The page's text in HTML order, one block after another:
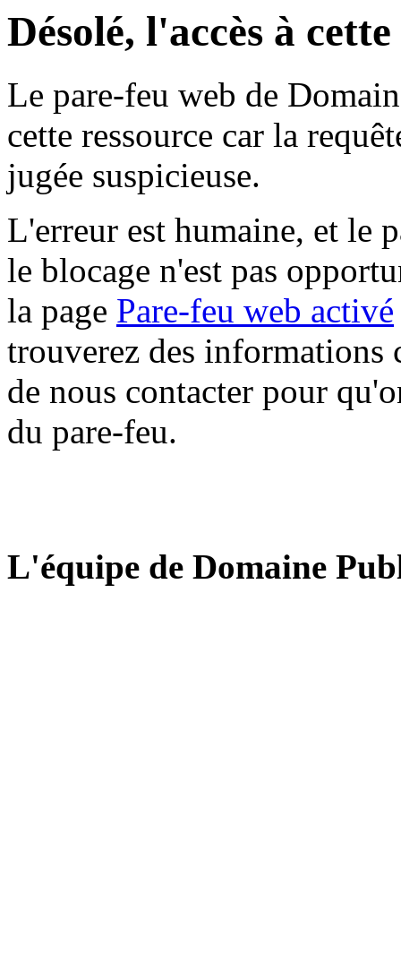
Désolé, l'accès à
Le pare-feu web de
cette ressource car la
jugée suspicieuse.
L'erreur est humaine, et le
le blocage n'est pas
la page Pare-feu web activé
trouverez des informations
de nous contacter pour
du pare-feu.
L'équipe de Domaine